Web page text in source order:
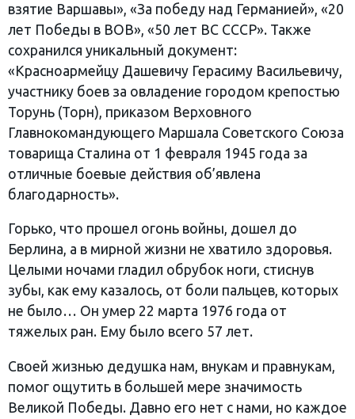
взятие Варшавы», «За победу над Германией», «20
лет Победы в ВОВ», «50 лет ВС СССР». Также
сохранился уникальный документ:
«Красноармейцу Дашевичу Герасиму Васильевичу,
участнику боев за овладение городом крепостью
Торунь (Торн), приказом Верховного
Главнокомандующего Маршала Советского Союза
товарища Сталина от 1 февраля 1945 года за
отличные боевые действия об’явлена
благодарность».
Горько, что прошел огонь войны, дошел до
Берлина, а в мирной жизни не хватило здоровья.
Целыми ночами гладил обрубок ноги, стиснув
зубы, как ему казалось, от боли пальцев, которых
не было… Он умер 22 марта 1976 года от
тяжелых ран. Ему было всего 57 лет.
Своей жизнью дедушка нам, внукам и правнукам,
помог ощутить в большей мере значимость
Великой Победы. Давно его нет с нами, но каждое